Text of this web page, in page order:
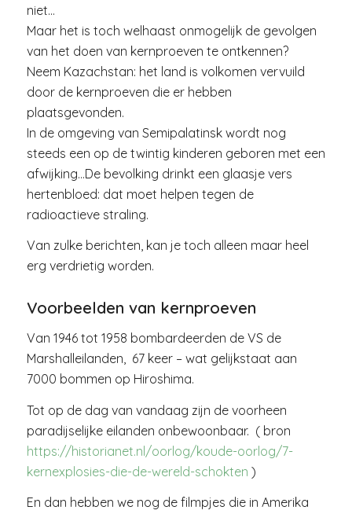
niet…
Maar het is toch welhaast onmogelijk de gevolgen
van het doen van kernproeven te ontkennen?
Neem Kazachstan: het land is volkomen vervuild
door de kernproeven die er hebben
plaatsgevonden.
In de omgeving van Semipalatinsk wordt nog
steeds een op de twintig kinderen geboren met een
afwijking…De bevolking drinkt een glaasje vers
hertenbloed: dat moet helpen tegen de
radioactieve straling.
Van zulke berichten, kan je toch alleen maar heel
erg verdrietig worden.
Voorbeelden van kernproeven
Van 1946 tot 1958 bombardeerden de VS de
Marshalleilanden, 67 keer – wat gelijkstaat aan
7000 bommen op Hiroshima.
Tot op de dag van vandaag zijn de voorheen
paradijselijke eilanden onbewoonbaar. ( bron
https://historianet.nl/oorlog/koude-oorlog/7-
kernexplosies-die-de-wereld-schokten )
En dan hebben we nog de filmpjes die in Amerika